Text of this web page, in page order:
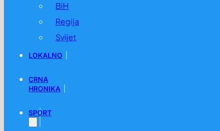
BiH
Regija
Svijet
LOKALNO
CRNA
HRONIKA
SPORT